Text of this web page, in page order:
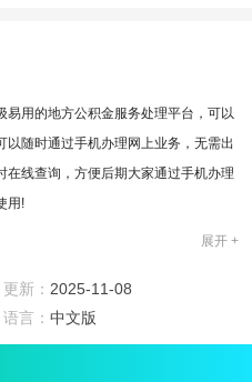
用的地方公积金服务处理平台，可以
随时通过手机办理网上业务，无需出
在线查询，方便后期大家通过手机办理
用!
积金管理中心及时为您推送，您可以
好更快的公积金查询、公积金支付、
展开 +
更新： 2025-11-08
语言： 中文版